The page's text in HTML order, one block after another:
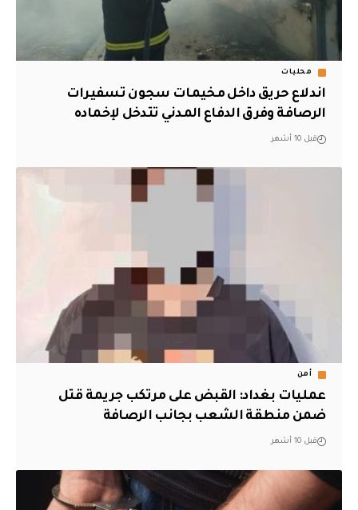
محليات
اندلاع حريق داخل مخيمات سجون تسفيرات
الرصافة وفرق الدفاع المدني تتدخل لإخماده
قبل 10 أشهر
أمن
عمليات بغداد: القبض على مرتكب جريمة قتل
ضمن منطقة الشعب بجانب الرصافة
قبل 10 أشهر